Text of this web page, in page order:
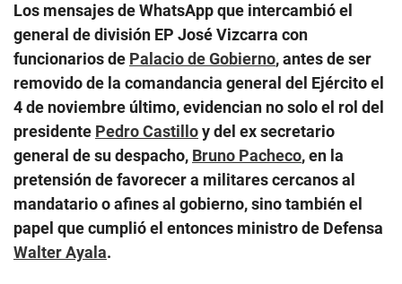
Los mensajes de WhatsApp que intercambió el
general de división EP José Vizcarra con
funcionarios de Palacio de Gobierno, antes de ser
removido de la comandancia general del Ejército el
4 de noviembre último, evidencian no solo el rol del
presidente Pedro Castilloy del ex secretario
general de su despacho, Bruno Pacheco, en la
pretensión de favorecer a militares cercanos al
mandatario o afines al gobierno, sino también el
papel que cumplió el entonces ministro de Defensa
Walter Ayala.